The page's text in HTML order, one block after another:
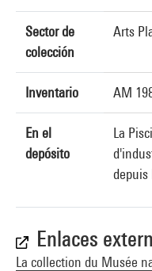
Sector de
colección
Arts
Inventario AM
En el
depósito
La
depuis
Enlaces
La collection du Musée